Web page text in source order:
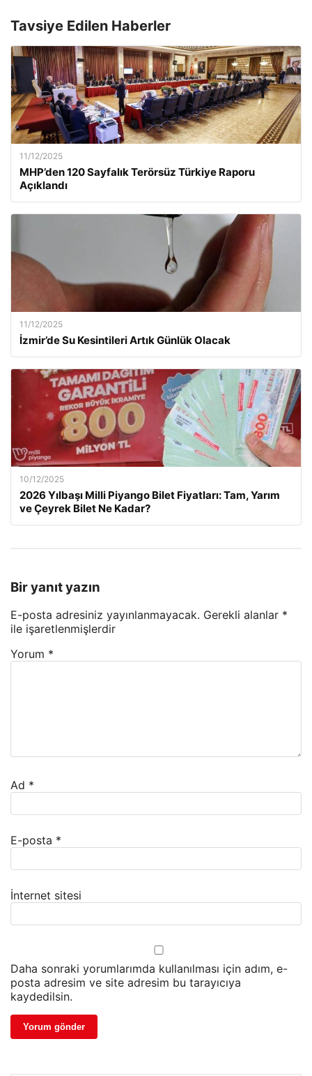
Tavsiye Edilen Haberler
11/12/2025
MHP’den 120 Sayfalık Terörsüz Türkiye Raporu
Açıklandı
11/12/2025
İzmir’de Su Kesintileri Artık Günlük Olacak
10/12/2025
2026 Yılbaşı Milli Piyango Bilet Fiyatları: Tam, Yarım
ve Çeyrek Bilet Ne Kadar?
Bir yanıt yazın
E-posta adresiniz yayınlanmayacak. Gerekli alanlar *
ile işaretlenmişlerdir
Yorum *
Ad *
E-posta *
İnternet sitesi
Daha sonraki yorumlarımda kullanılması için adım, e-
posta adresim ve site adresim bu tarayıcıya
kaydedilsin.